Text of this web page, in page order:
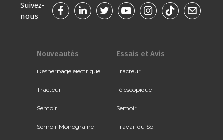
Suivez-
nous
Nouveautés
Désherbage électrique
Tracteur
Semoir
Semoir Monograine
Essais et Avis
Tracteur
Télescopique
Semoir
Travail du Sol